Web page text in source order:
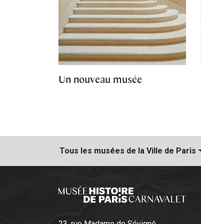
Un nouveau musée
Tous les musées de la Ville de Paris